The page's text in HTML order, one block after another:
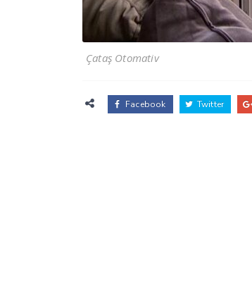
Çataş Otomativ
Facebook Twitter